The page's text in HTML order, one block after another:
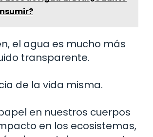
el agua es mucho más
transparente.
de la vida misma.
en nuestros cuerpos
en los ecosistemas,